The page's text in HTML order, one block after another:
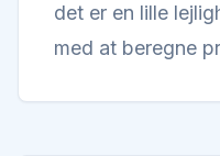
det er en lille
med at beregne